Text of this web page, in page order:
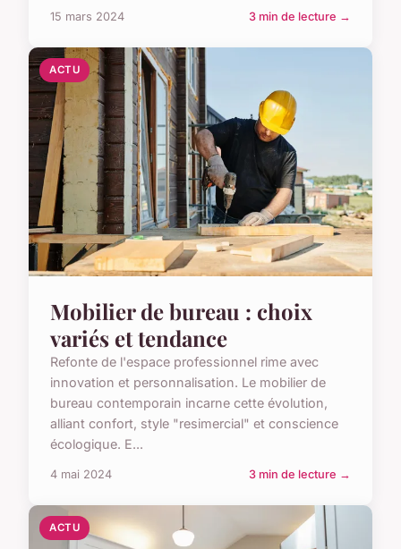
15 mars 2024 3 min de lecture →
ACTU
Mobilier de bureau : choix
variés et tendance
Refonte de l'espace professionnel rime avec
innovation et personnalisation. Le mobilier de
bureau contemporain incarne cette évolution,
alliant confort, style "resimercial" et conscience
écologique. E...
4 mai 2024 3 min de lecture →
ACTU